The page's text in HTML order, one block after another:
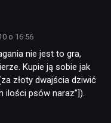
o 16:56
nie jest to gra,
Kupie ją sobie jak
złoty dwajścia dziwić
ilości psów naraz”]).